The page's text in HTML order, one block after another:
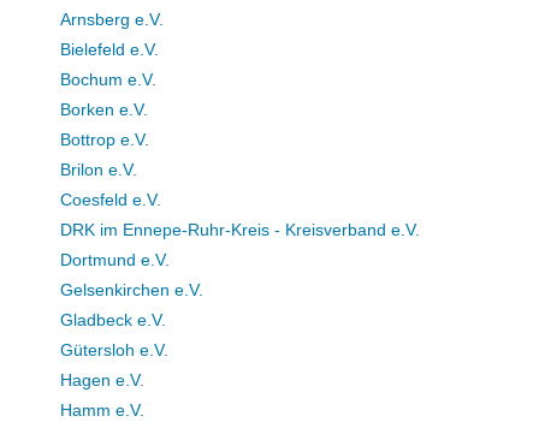
Arnsberg e.V.
Bielefeld e.V.
Bochum e.V.
Borken e.V.
Bottrop e.V.
Brilon e.V.
Coesfeld e.V.
DRK im Ennepe-Ruhr-Kreis - Kreisverband e.V.
Dortmund e.V.
Gelsenkirchen e.V.
Gladbeck e.V.
Gütersloh e.V.
Hagen e.V.
Hamm e.V.